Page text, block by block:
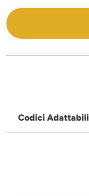
Codici Adattabili